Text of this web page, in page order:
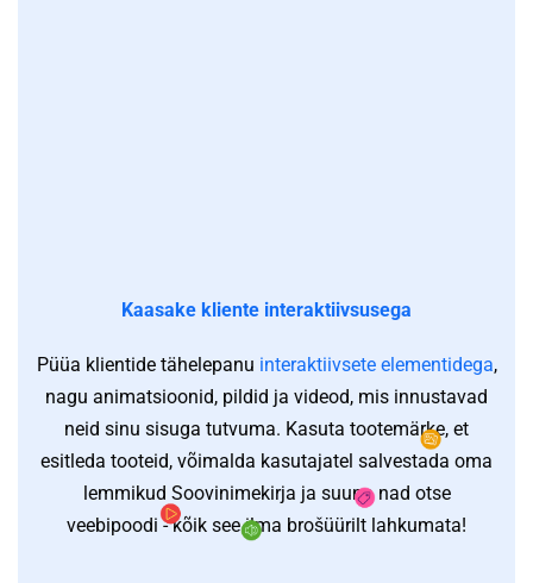
Kaasake kliente interaktiivsusega
Püüa klientide tähelepanu interaktiivsete elementidega,
nagu animatsioonid, pildid ja videod, mis innustavad
neid sinu sisuga tutvuma. Kasuta tootemärke, et
esitleda tooteid, võimalda kasutajatel salvestada oma
lemmikud Soovinimekirja ja suuna nad otse
veebipoodi - kõik see ilma brošüürilt lahkumata!
Manusta
statistika